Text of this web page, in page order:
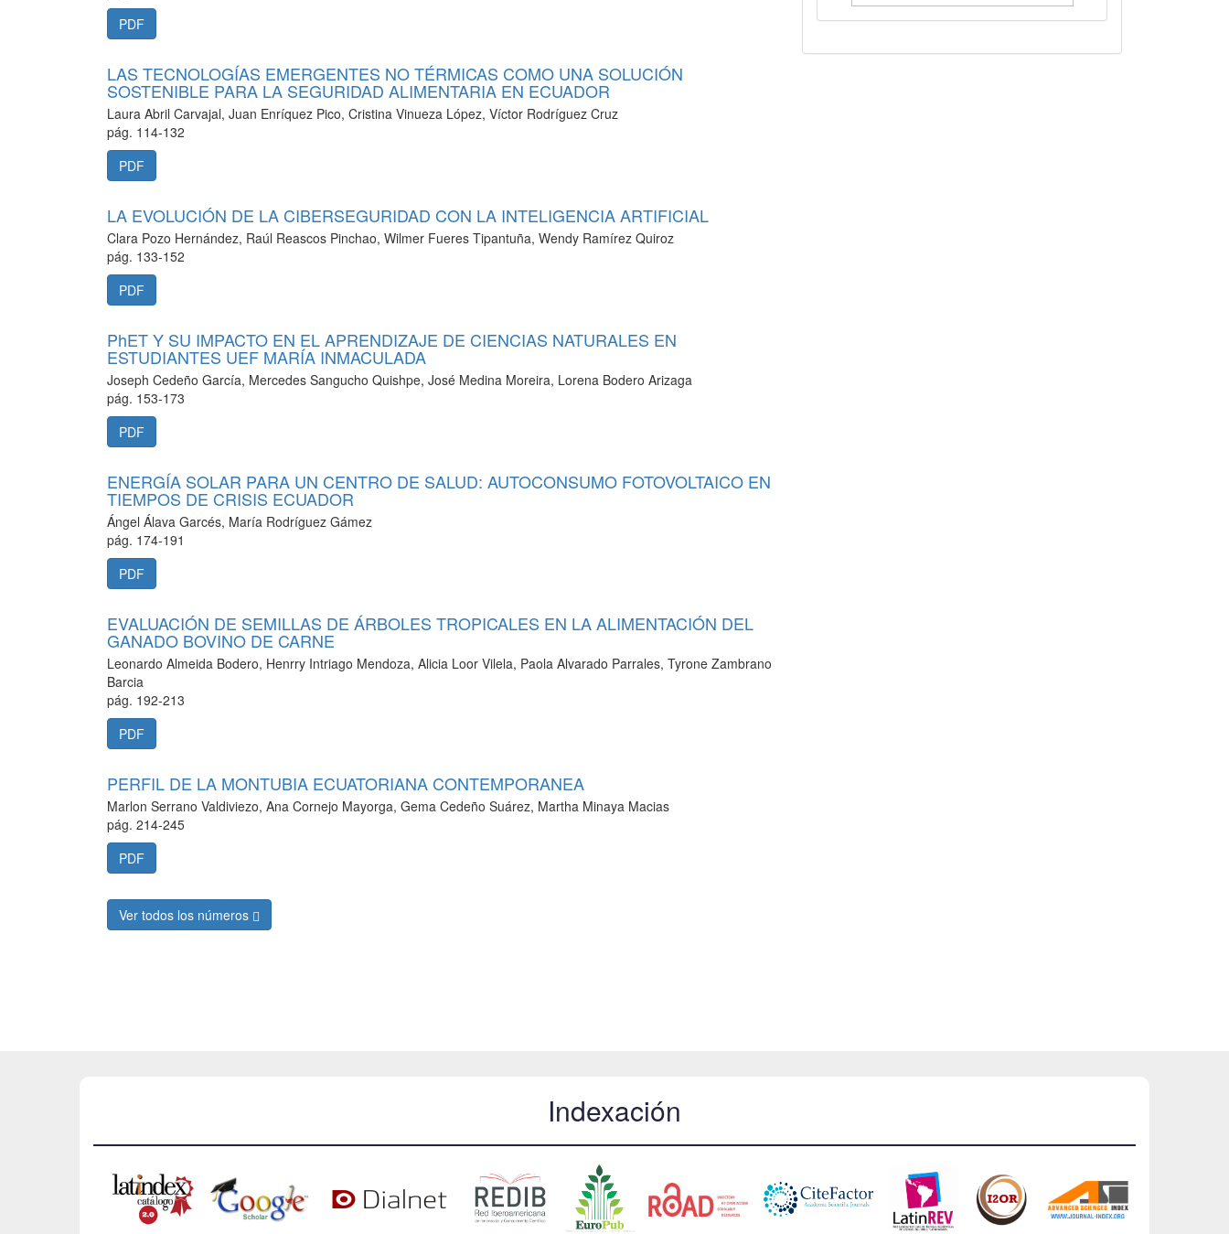
PDF
LAS TECNOLOGÍAS EMERGENTES NO TÉRMICAS COMO UNA SOLUCIÓN
SOSTENIBLE PARA LA SEGURIDAD ALIMENTARIA EN ECUADOR
Laura Abril Carvajal, Juan Enríquez Pico, Cristina Vinueza López, Víctor Rodríguez Cruz
pág. 114-132
PDF
LA EVOLUCIÓN DE LA CIBERSEGURIDAD CON LA INTELIGENCIA ARTIFICIAL
Clara Pozo Hernández, Raúl Reascos Pinchao, Wilmer Fueres Tipantuña, Wendy Ramírez Quiroz
pág. 133-152
PDF
PhET Y SU IMPACTO EN EL APRENDIZAJE DE CIENCIAS NATURALES EN
ESTUDIANTES UEF MARÍA INMACULADA
Joseph Cedeño García, Mercedes Sangucho Quishpe, José Medina Moreira, Lorena Bodero Arizaga
pág. 153-173
PDF
ENERGÍA SOLAR PARA UN CENTRO DE SALUD: AUTOCONSUMO FOTOVOLTAICO EN
TIEMPOS DE CRISIS ECUADOR
Ángel Álava Garcés, María Rodríguez Gámez
pág. 174-191
PDF
EVALUACIÓN DE SEMILLAS DE ÁRBOLES TROPICALES EN LA ALIMENTACIÓN DEL
GANADO BOVINO DE CARNE
Leonardo Almeida Bodero, Henrry Intriago Mendoza, Alicia Loor Vilela, Paola Alvarado Parrales, Tyrone Zambrano
Barcia
pág. 192-213
PDF
PERFIL DE LA MONTUBIA ECUATORIANA CONTEMPORANEA
Marlon Serrano Valdiviezo, Ana Cornejo Mayorga, Gema Cedeño Suárez, Martha Minaya Macias
pág. 214-245
PDF
Ver todos los números
Indexación